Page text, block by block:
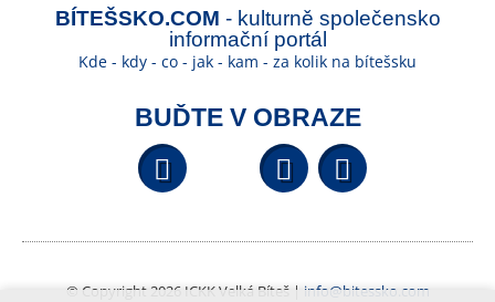
BÍTEŠSKO.COM - kulturně společensko
informační portál
Kde - kdy - co - jak - kam - za kolik na bítešsku
BUĎTE V OBRAZE
Facebook YouTube
© Copyright 2026 ICKK Velká Bíteš | info@bitessko.com